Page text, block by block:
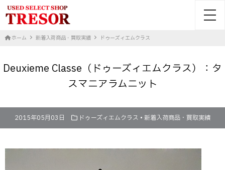
ホーム 新着入荷商品・買取実績 ドゥーズィエムクラス
Deuxieme Classe（ドゥーズィエムクラス）：タ
スマニアラムニット
2015年05月03日 ドゥーズィエムクラス • 新着入荷商品・買取実績